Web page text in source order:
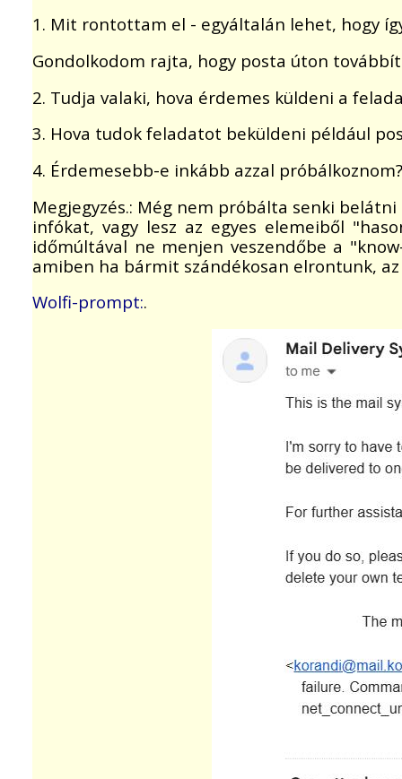
1. Mit rontottam el - egyáltalán lehet, hogy
Gondolkodom rajta, hogy posta úton
2. Tudja valaki, hova érdemes küldeni a
3. Hova tudok feladatot beküldeni például
4. Érdemesebb-e inkább azzal próbálkoznom?
Megjegyzés.: Még nem próbálta senki
infókat, vagy lesz az egyes elemeiből
időmúltával ne menjen veszendőbe a
amiben ha bármit szándékosan elrontunk,
Wolfi-prompt:.